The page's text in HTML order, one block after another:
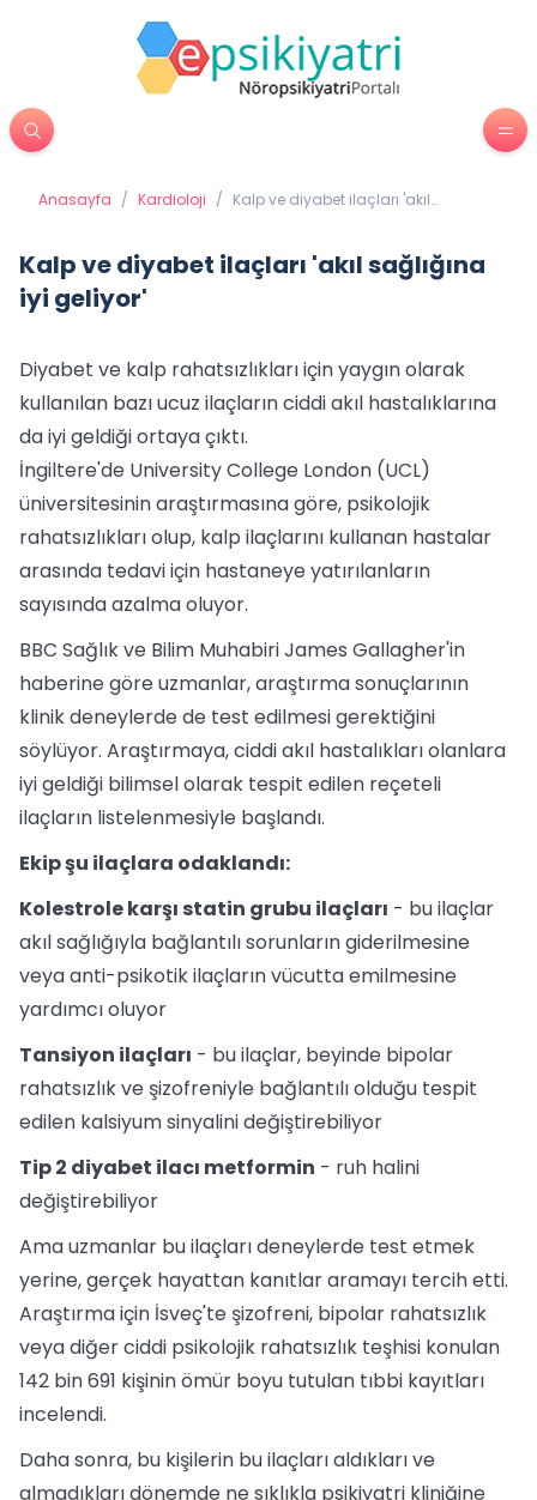
Anasayfa / Kardioloji / Kalp ve diyabet ilaçları 'akıl
Kalp ve diyabet ilaçları 'akıl sağlığına
iyi geliyor'
Diyabet ve kalp rahatsızlıkları için yaygın olarak
kullanılan bazı ucuz ilaçların ciddi akıl hastalıklarına
da iyi geldiği ortaya çıktı.
İngiltere'de University College London (UCL)
üniversitesinin araştırmasına göre, psikolojik
rahatsızlıkları olup, kalp ilaçlarını kullanan hastalar
arasında tedavi için hastaneye yatırılanların
sayısında azalma oluyor.
BBC Sağlık ve Bilim Muhabiri James Gallagher'in
haberine göre uzmanlar, araştırma sonuçlarının
klinik deneylerde de test edilmesi gerektiğini
söylüyor. Araştırmaya, ciddi akıl hastalıkları olanlara
iyi geldiği bilimsel olarak tespit edilen reçeteli
ilaçların listelenmesiyle başlandı.
Ekip şu ilaçlara odaklandı:
Kolestrole karşı statin grubu ilaçları - bu ilaçlar
akıl sağlığıyla bağlantılı sorunların giderilmesine
veya anti-psikotik ilaçların vücutta emilmesine
yardımcı oluyor
Tansiyon ilaçları - bu ilaçlar, beyinde bipolar
rahatsızlık ve şizofreniyle bağlantılı olduğu tespit
edilen kalsiyum sinyalini değiştirebiliyor
Tip 2 diyabet ilacı metformin - ruh halini
değiştirebiliyor
Ama uzmanlar bu ilaçları deneylerde test etmek
yerine, gerçek hayattan kanıtlar aramayı tercih etti.
Araştırma için İsveç'te şizofreni, bipolar rahatsızlık
veya diğer ciddi psikolojik rahatsızlık teşhisi konulan
142 bin 691 kişinin ömür boyu tutulan tıbbi kayıtları
incelendi.
Daha sonra, bu kişilerin bu ilaçları aldıkları ve
almadıkları dönemde ne sıklıkla psikiyatri kliniğine